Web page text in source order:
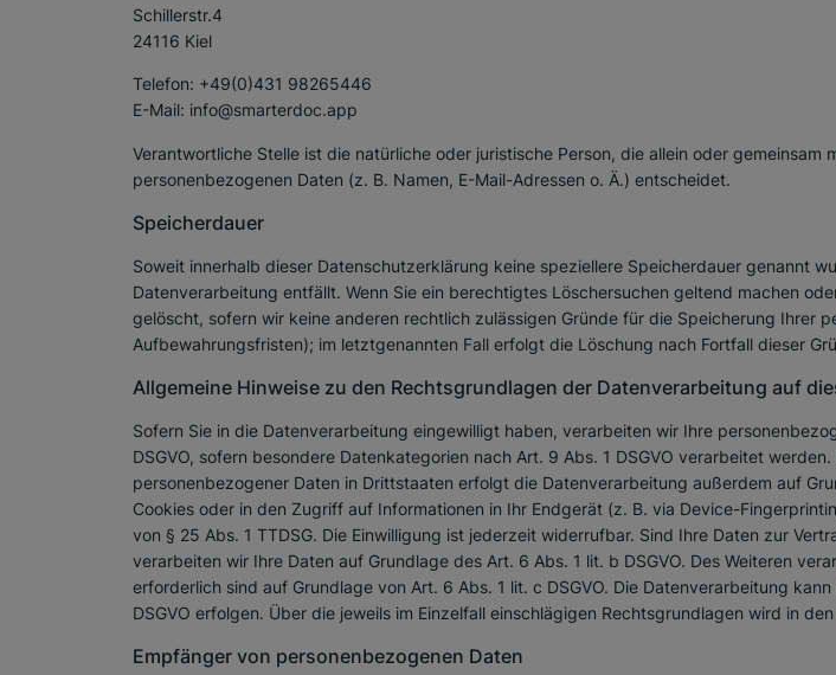
Schillerstr.4
24116 Kiel
Telefon: +49(0)431 98265446
E-Mail: info@smarterdoc.app
Verantwortliche Stelle ist die natürliche oder juristische Person, die allein oder
personenbezogenen Daten (z. B. Namen, E-Mail-Adressen o. Ä.) entscheidet.
Speicherdauer
Soweit innerhalb dieser Datenschutzerklärung keine speziellere Speicherdauer genannt
Datenverarbeitung entfällt. Wenn Sie ein berechtigtes Löschersuchen geltend machen
gelöscht, sofern wir keine anderen rechtlich zulässigen Gründe für die Speicherung Ihrer
Aufbewahrungsfristen); im letztgenannten Fall erfolgt die Löschung nach Fortfall dieser
Allgemeine Hinweise zu den Rechtsgrundlagen der Datenverarbeitung auf
Sofern Sie in die Datenverarbeitung eingewilligt haben, verarbeiten wir Ihre
DSGVO, sofern besondere Datenkategorien nach Art. 9 Abs. 1 DSGVO verarbeitet
personenbezogener Daten in Drittstaaten erfolgt die Datenverarbeitung außerdem auf
Cookies oder in den Zugriff auf Informationen in Ihr Endgerät (z. B. via Device-
von § 25 Abs. 1 TTDSG. Die Einwilligung ist jederzeit widerrufbar. Sind Ihre Daten zur
verarbeiten wir Ihre Daten auf Grundlage des Art. 6 Abs. 1 lit. b DSGVO. Des Weiteren
erforderlich sind auf Grundlage von Art. 6 Abs. 1 lit. c DSGVO. Die Datenverarbeitung
DSGVO erfolgen. Über die jeweils im Einzelfall einschlägigen Rechtsgrundlagen wird in
Empfänger von personenbezogenen Daten